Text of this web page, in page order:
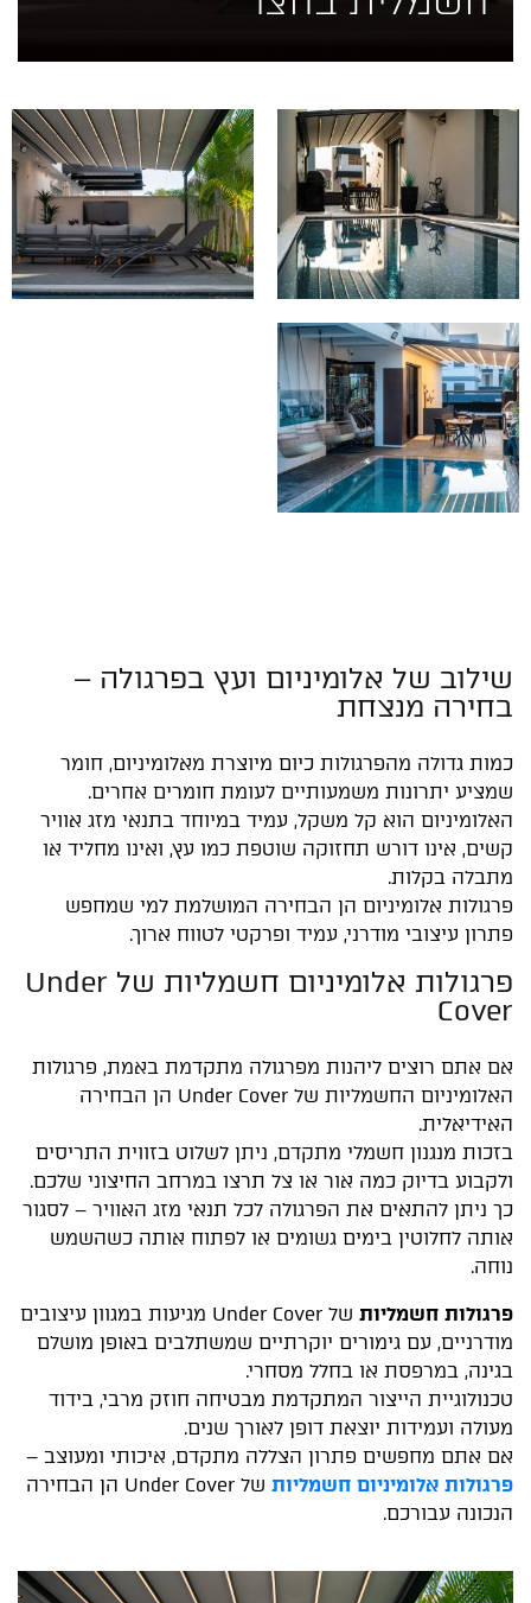
שילוב של אלומיניום ועץ בפרגולה –
בחירה מנצחת
כמות גדולה מהפרגולות כיום מיוצרת מאלומיניום, חומר
שמציע יתרונות משמעותיים לעומת חומרים אחרים.
האלומיניום הוא קל משקל, עמיד במיוחד בתנאי מזג אוויר
קשים, אינו דורש תחזוקה שוטפת כמו עץ, ואינו מחליד או
מתבלה בקלות.
פרגולות אלומיניום הן הבחירה המושלמת למי שמחפש
פתרון עיצובי מודרני, עמיד ופרקטי לטווח ארוך.
פרגולות אלומיניום חשמליות של Under
Cover
אם אתם רוצים ליהנות מפרגולה מתקדמת באמת, פרגולות
האלומיניום החשמליות של Under Cover הן הבחירה
האידיאלית.
בזכות מנגנון חשמלי מתקדם, ניתן לשלוט בזווית התריסים
ולקבוע בדיוק כמה אור או צל תרצו במרחב החיצוני שלכם.
כך ניתן להתאים את הפרגולה לכל תנאי מזג האוויר – לסגור
אותה לחלוטין בימים גשומים או לפתוח אותה כשהשמש
נוחה.
פרגולות חשמליות
של Under Cover מגיעות במגוון עיצובים
מודרניים, עם גימורים יוקרתיים שמשתלבים באופן מושלם
בגינה, במרפסת או בחלל מסחרי.
טכנולוגיית הייצור המתקדמת מבטיחה חוזק מרבי, בידוד
מעולה ועמידות יוצאת דופן לאורך שנים.
אם אתם מחפשים פתרון הצללה מתקדם, איכותי ומעוצב –
פרגולות אלומיניום חשמליות
של Under Cover הן הבחירה
הנכונה עבורכם.